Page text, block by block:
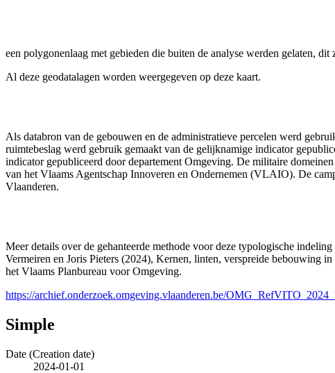
een polygonenlaag met gebieden die buiten de analyse werden gelaten,
Al deze geodatalagen worden weergegeven op deze kaart.
Als databron van de gebouwen en de administratieve percelen werd
ruimtebeslag werd gebruik gemaakt van de gelijknamige indicator
indicator gepubliceerd door departement Omgeving. De militaire
van het Vlaams Agentschap Innoveren en Ondernemen (VLAIO). De
Vlaanderen.
Meer details over de gehanteerde methode voor deze typologische
Vermeiren en Joris Pieters (2024), Kernen, linten, verspreide bebouwing
het Vlaams Planbureau voor Omgeving.
https://archief.onderzoek.omgeving.vlaanderen.be/
Simple
Date (Creation date)
2024-01-01